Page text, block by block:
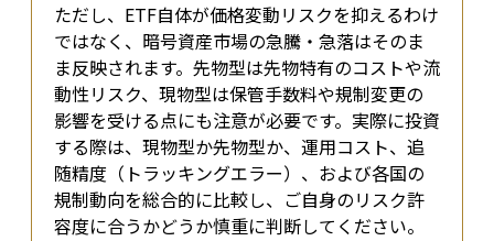
ただし、ETF自体が価格変動リスクを抑えるわけ
ではなく、暗号資産市場の急騰・急落はそのま
ま反映されます。先物型は先物特有のコストや流
動性リスク、現物型は保管手数料や規制変更の
影響を受ける点にも注意が必要です。実際に投資
する際は、現物型か先物型か、運用コスト、追
随精度（トラッキングエラー）、および各国の
規制動向を総合的に比較し、ご自身のリスク許
容度に合うかどうか慎重に判断してください。